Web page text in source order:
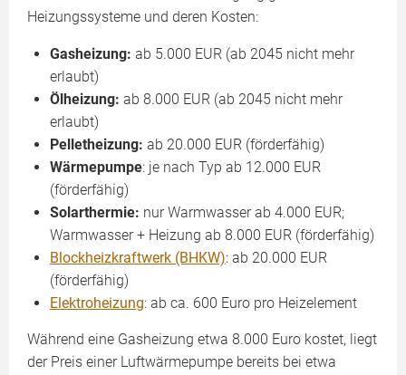
Heizungssysteme und deren Kosten:
Gasheizung: ab 5.000 EUR (ab 2045 nicht mehr
erlaubt)
Ölheizung: ab 8.000 EUR (ab 2045 nicht mehr
erlaubt)
Pelletheizung: ab 20.000 EUR (förderfähig)
Wärmepumpe: je nach Typ ab 12.000 EUR
(förderfähig)
Solarthermie: nur Warmwasser ab 4.000 EUR;
Warmwasser + Heizung ab 8.000 EUR (förderfähig)
Blockheizkraftwerk (BHKW): ab 20.000 EUR
(förderfähig)
Elektroheizung: ab ca. 600 Euro pro Heizelement
Während eine Gasheizung etwa 8.000 Euro kostet, liegt
der Preis einer Luftwärmepumpe bereits bei etwa